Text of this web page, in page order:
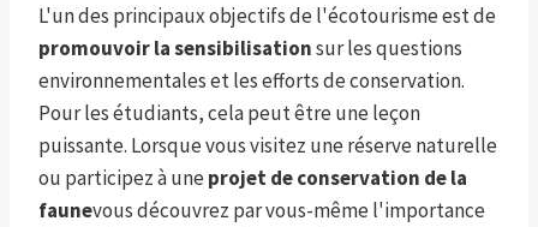
L'un des principaux objectifs de l'écotourisme est de
promouvoir la sensibilisationsur les questions
environnementales et les efforts de conservation.
Pour les étudiants, cela peut être une leçon
puissante. Lorsque vous visitez une réserve naturelle
ou participez à une projet de conservation de la
faunevous découvrez par vous-même l'importance